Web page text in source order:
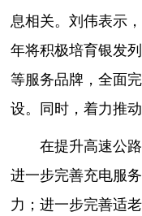
息相关。刘伟表示
年将积极培育银发
等服务品牌，全面
设。同时，着力推
在提升高速公路
进一步完善充电服
力；进一步完善适